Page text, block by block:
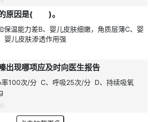
原因是( )。
保温能力差B、婴儿皮肤细嫩，角质层薄C、婴
婴儿皮肤渗透作用强
出现哪项应及时向医生报告
100次/分 C、呼吸25次/分 D、持续吸氧